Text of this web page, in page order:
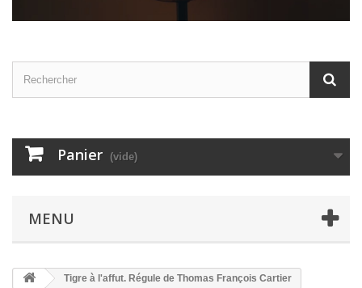
Panier (vide)
MENU
Tigre à l'affut. Régule de Thomas François Cartier